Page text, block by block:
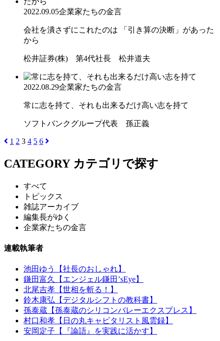
2022.09.05企業家たちの金言
会社を潰さずにこれたのは 「引き算の決断」があった
から
松井証券(株) 第4代社長 松井道夫
2022.08.29企業家たちの金言
常に志を持て、それも出来るだけ高い志を持て
ソフトバンクグループ代表 孫正義
1 2 3 4 5 6
CATEGORY カテゴリで探す
すべて
トピックス
雑誌アーカイブ
編集長がゆく
企業家たちの金言
連載執筆者
池田ゆう【社長のおしゃれ】
鎌田富久【エンジェル鎌田’sEye】
北尾吉孝【世相を斬る！】
鈴木康弘【デジタルシフトの教科書】
孫泰蔵【孫泰蔵のシリコンバレーエクスプレス】
村口和孝【日の丸キャピタリスト風雲録】
安岡定子【『論語』を実践に活かす】